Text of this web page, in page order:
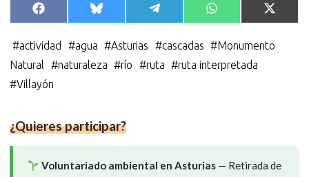
Compartir
en
F
a
e
b
k
Compartir
en
B
l
e
s
k
y
Compartir
en
e
e
g
r
a
Compartir
en
h
t
s
A
p
en
(
#actividad #agua #Asturias #cascadas #Monumento
Natural
#naturaleza #río #ruta #ruta interpretada
#Villayón
¿Quieres participar?
Voluntariado ambiental en Asturias— Retirada de